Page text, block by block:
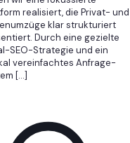
realisiert, die Privat- und
klar strukturiert
Durch eine gezielte
SEO-Strategie und ein
vereinfachtes Anfrage-
[…]